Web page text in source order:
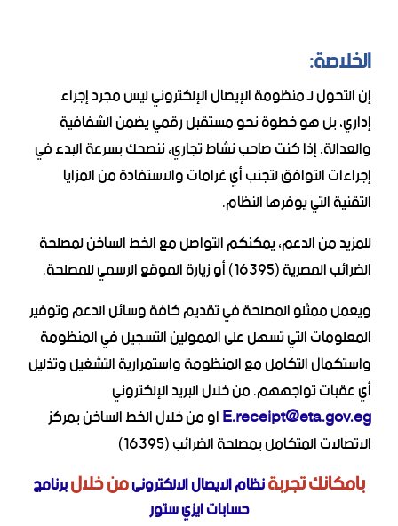
الخلاصة:
إن التحول لـ منظومة الإيصال الإلكتروني ليس مجرد إجراء
إداري، بل هو خطوة نحو مستقبل رقمي يضمن الشفافية
والعدالة. إذا كنت صاحب نشاط تجاري، ننصحك بسرعة البدء في
إجراءات التوافق لتجنب أي غرامات والاستفادة من المزايا
التقنية التي يوفرها النظام.
للمزيد من الدعم، يمكنكم التواصل مع الخط الساخن لمصلحة
الضرائب المصرية (16395) أو زيارة الموقع الرسمي للمصلحة.
ويعمل ممثلو المصلحة في تقديم كافة وسائل الدعم وتوفير
المعلومات التي تسهل على الممولين التسجيل في المنظومة
واستكمال التكامل مع المنظومة واستمرارية التشغيل وتذليل
أي عقبات تواجههم. من خلال البريد الإلكتروني
E.receipt@eta.gov.egاو من خلال الخط الساخن بمركز
الاتصالات المتكامل بمصلحة الضرائب (16395)
بامكانك تجربةنظام الايصال الالكترونىمن خلالبرنامج
حسابات ايزي ستور